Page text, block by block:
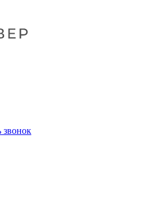
звонок